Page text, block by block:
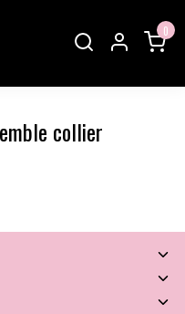
0
collier
VIP
de